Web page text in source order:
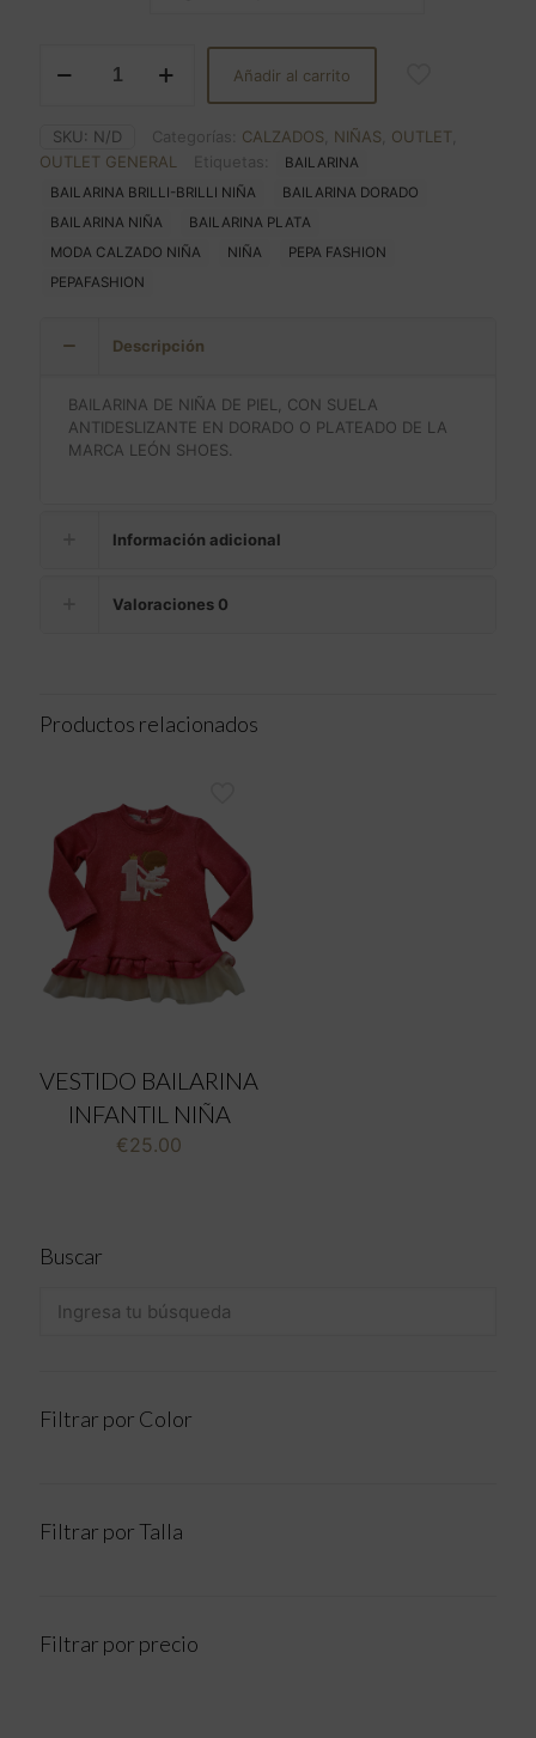
BRILLI-
MOÑA
cantidad
Añadir al carrito
SKU: N/D Categorías: CALZADOS NIÑAS OUTLET
OUTLET GENERAL
Etiquetas:
BAILARINA
BAILARINA BRILLI-BRILLI NIÑA
BAILARINA DORADO
BAILARINA NIÑA
BAILARINA PLATA
MODA CALZADO NIÑA
NIÑA
PEPA FASHION
PEPAFASHION
Descripción
BAILARINA DE NIÑA DE PIEL, CON SUELA
ANTIDESLIZANTE EN DORADO O PLATEADO DE LA
MARCA LEÓN SHOES.
Información adicional
Valoraciones 0
Productos relacionados
VESTIDO BAILARINA
INFANTIL NIÑA
€ 25.00
Buscar
Filtrar por Color
Filtrar por Talla
Filtrar por precio